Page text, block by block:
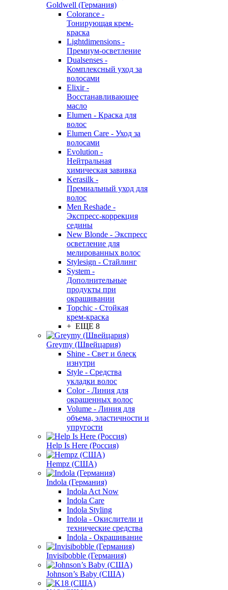
Goldwell (Германия)
Colorance -
Тонирующая крем-
краска
Lightdimensions -
Премиум-осветление
Dualsenses -
Комплексный уход за
волосами
Elixir -
Восстанавливающее
масло
Elumen - Краска для
волос
Elumen Care - Уход за
волосами
Evolution -
Нейтральная
химическая завивка
Kerasilk -
Премиальный уход для
волос
Men Reshade -
Экспресс-коррекция
седины
New Blonde - Экспресс
осветление для
мелированных волос
Stylesign - Стайлинг
System -
Дополнительные
продукты при
окрашивании
Topchic - Стойкая
крем-краска
+ ЕЩЕ 8
Greymy (Швейцария)
Shine - Свет и блеск
изнутри
Style - Средства
укладки волос
Color - Линия для
окрашенных волос
Volume - Линия для
объема, эластичности и
упругости
Help Is Here (Россия)
Hempz (США)
Indola (Германия)
Indola Act Now
Indola Care
Indola Styling
Indola - Окислители и
технические средства
Indola - Окрашивание
Invisibobble (Германия)
Johnson’s Baby (США)